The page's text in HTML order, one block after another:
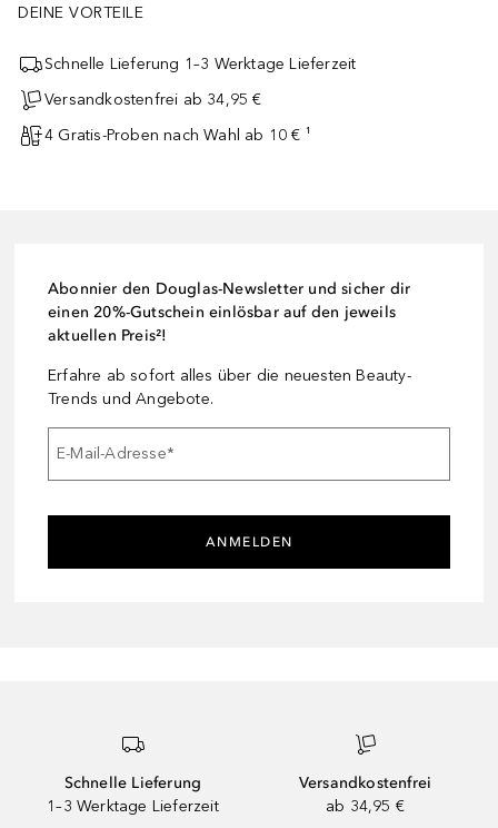
DEINE VORTEILE
Schnelle Lieferung 1–3 Werktage Lieferzeit
Versandkostenfrei ab 34,95 €
4 Gratis-Proben nach Wahl ab 10 € ¹
Abonnier den Douglas-Newsletter und sicher dir
einen 20%-Gutschein einlösbar auf den jeweils
aktuellen Preis²!
Erfahre ab sofort alles über die neuesten Beauty-
Trends und Angebote.
E-Mail-Adresse*
ANMELDEN
Schnelle Lieferung
1–3 Werktage Lieferzeit
Versandkostenfrei
ab 34,95 €